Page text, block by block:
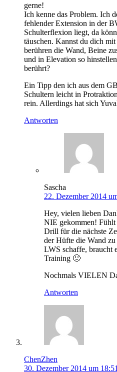
gerne!
Ich kenne das Problem. Ich
fehlender Extension in der
Schulterflexion liegt, da
täuschen. Kannst du dich
berühren die Wand, Beine
und in Elevation so
berührt?
Ein Tipp den ich aus dem
Schultern leicht in
rein. Allerdings hat sich
Antworten
Sascha
22. Dezember 2014
Hey, vielen lieben
NIE gekommen! Fühlt
Drill für die nächste
der Hüfte die Wand
LWS schaffe, braucht
Training 🙂
Nochmals VIELEN
Antworten
ChenZhen
30. Dezember 2014 um